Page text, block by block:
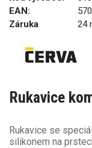
EAN:
Záruka
24
Rukavice
Rukavice se
silikonem na